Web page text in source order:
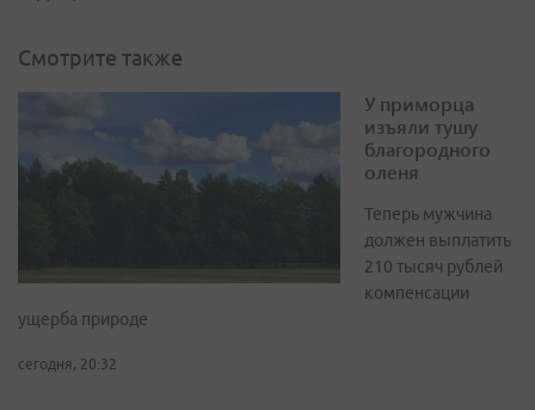
Смотрите также
У приморца
изъяли тушу
благородного
оленя
Теперь мужчина
должен выплатить
210 тысяч рублей
компенсации
ущерба природе
сегодня, 20:32